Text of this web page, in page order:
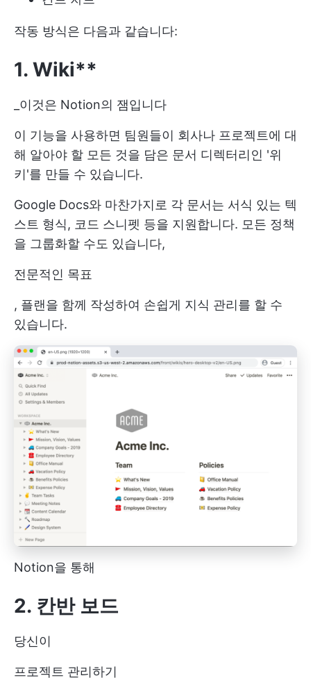
작동 방식은 다음과 같습니다:
1. Wiki**
_이것은 Notion의 잼입니다
이 기능을 사용하면 팀원들이 회사나 프로젝트에 대
해 알아야 할 모든 것을 담은 문서 디렉터리인 '위
키'를 만들 수 있습니다.
Google Docs와 마찬가지로 각 문서는 서식 있는 텍
스트 형식, 코드 스니펫 등을 지원합니다. 모든 정책
을 그룹화할 수도 있습니다,
전문적인 목표
, 플랜을 함께 작성하여 손쉽게 지식 관리를 할 수
있습니다.
Notion을 통해
2. 칸반 보드
당신이
프로젝트 관리하기